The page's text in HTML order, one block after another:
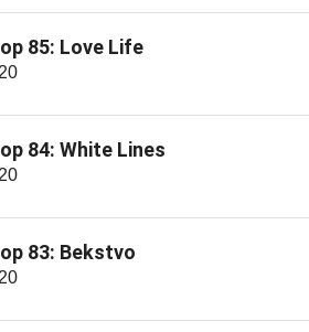
85: Love Life
84: White Lines
83: Bekstvo